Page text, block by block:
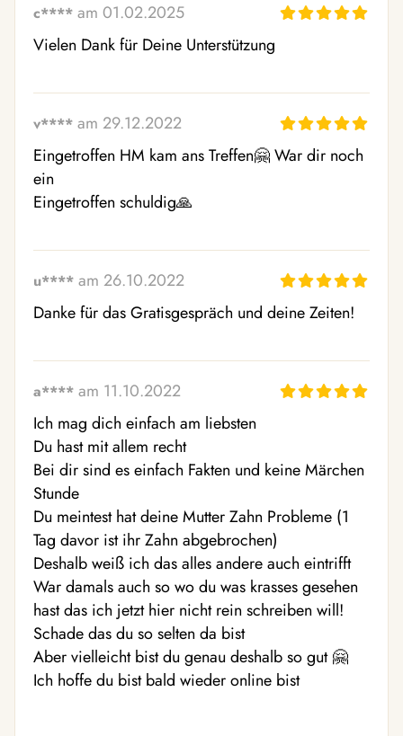
c**** am 01.02.2025
Vielen Dank für Deine Unterstützung
v**** am 29.12.2022
Eingetroffen HM kam ans Treffen🤗 War dir noch
ein
Eingetroffen schuldig🙏
u**** am 26.10.2022
Danke für das Gratisgespräch und deine Zeiten!
a**** am 11.10.2022
Ich mag dich einfach am liebsten
Du hast mit allem recht
Bei dir sind es einfach Fakten und keine Märchen
Stunde
Du meintest hat deine Mutter Zahn Probleme (1
Tag davor ist ihr Zahn abgebrochen)
Deshalb weiß ich das alles andere auch eintrifft
War damals auch so wo du was krasses gesehen
hast das ich jetzt hier nicht rein schreiben will!
Schade das du so selten da bist
Aber vielleicht bist du genau deshalb so gut 🤗
Ich hoffe du bist bald wieder online bist